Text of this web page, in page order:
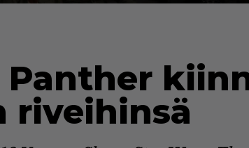
Panther
riveihinsä